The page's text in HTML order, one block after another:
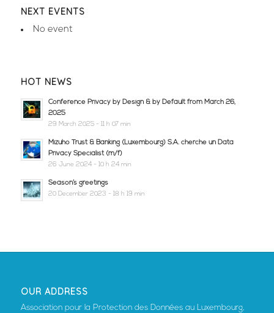
NEXT EVENTS
No event
HOT NEWS
Conference Privacy by Design & by Default from March 26,
2025
29 March 2025 - 11 h 07 min
Mizuho Trust & Banking (Luxembourg) S.A. cherche un Data
Privacy Specialist (m/f)
26 June 2024 - 10 h 24 min
Season’s greetings
20 December 2023 - 18 h 19 min
OUR ADDRESS
Association pour la Protection des Données au Luxembourg,